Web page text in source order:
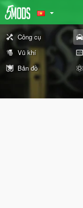
Công cụ
Vũ khí
Bản đồ